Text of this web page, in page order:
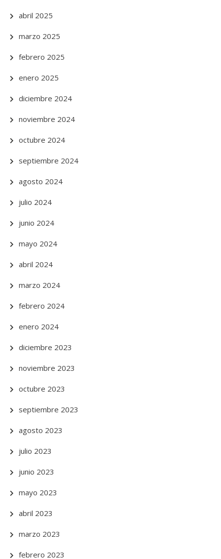
abril 2025
marzo 2025
febrero 2025
enero 2025
diciembre 2024
noviembre 2024
octubre 2024
septiembre 2024
agosto 2024
julio 2024
junio 2024
mayo 2024
abril 2024
marzo 2024
febrero 2024
enero 2024
diciembre 2023
noviembre 2023
octubre 2023
septiembre 2023
agosto 2023
julio 2023
junio 2023
mayo 2023
abril 2023
marzo 2023
febrero 2023